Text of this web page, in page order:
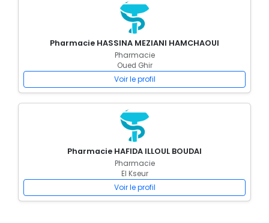
Pharmacie HASSINA MEZIANI HAMCHAOUI
Pharmacie
Oued Ghir
Voir le profil
Pharmacie HAFIDA ILLOUL BOUDAI
Pharmacie
El Kseur
Voir le profil